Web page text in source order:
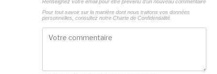
Renseignez votre email pour être prévenu d'un nouveau commentaire
Pour tout savoir sur la manière dont nous traitons vos données
personnelles, consultez notre Charte de Confidentialité.